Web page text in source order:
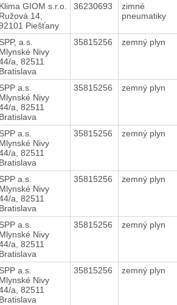
Klima GIOM s.r.o.
Ružová 14,
Piešťany
36230693
zimné
pneumatiky
SPP, a.s.
Mlynské Nivy
a, 82511
Bratislava
35815256 zemný plyn
SPP a.s.
Mlynské Nivy
a, 82511
Bratislava
35815256 zemný plyn
SPP a.s.
Mlynské Nivy
a, 82511
Bratislava
35815256 zemný plyn
SPP a.s.
Mlynské Nivy
a, 82511
Bratislava
35815256 zemný plyn
SPP a.s.
Mlynské Nivy
a, 82511
Bratislava
35815256 zemný plyn
SPP a.s.
Mlynské Nivy
a, 82511
Bratislava
35815256 zemný plyn